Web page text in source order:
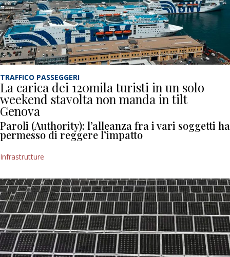
TRAFFICO PASSEGGERI
La carica dei 120mila turisti in un solo
weekend stavolta non manda in tilt
Genova
Paroli (Authority): l’alleanza fra i vari soggetti ha
permesso di reggere l’impatto
Infrastrutture